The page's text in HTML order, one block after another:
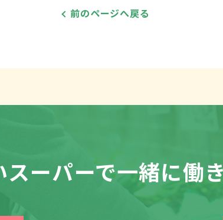
前のページへ戻る
ーパーで一緒に働